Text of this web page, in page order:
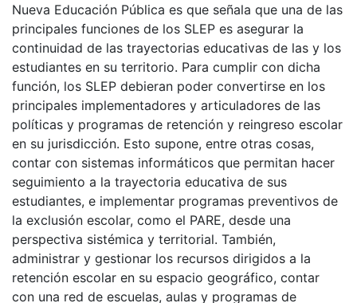
Nueva Educación Pública es que señala que una de las
principales funciones de los SLEP es asegurar la
continuidad de las trayectorias educativas de las y los
estudiantes en su territorio. Para cumplir con dicha
función, los SLEP debieran poder convertirse en los
principales implementadores y articuladores de las
políticas y programas de retención y reingreso escolar
en su jurisdicción. Esto supone, entre otras cosas,
contar con sistemas informáticos que permitan hacer
seguimiento a la trayectoria educativa de sus
estudiantes, e implementar programas preventivos de
la exclusión escolar, como el PARE, desde una
perspectiva sistémica y territorial. También,
administrar y gestionar los recursos dirigidos a la
retención escolar en su espacio geográfico, contar
con una red de escuelas, aulas y programas de